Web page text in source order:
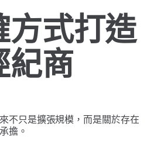
方式打造
紀商
不只是擴張規模，而是關於存在
擔。